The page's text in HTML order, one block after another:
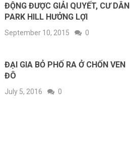
ĐỘNG ĐƯỢC GIẢI QUYẾT, CƯ DÂN
PARK HILL HƯỞNG LỢI
September 10, 2015 0
ĐẠI GIA BỎ PHỐ RA Ở CHỐN VEN
ĐÔ
July 5, 2016 0